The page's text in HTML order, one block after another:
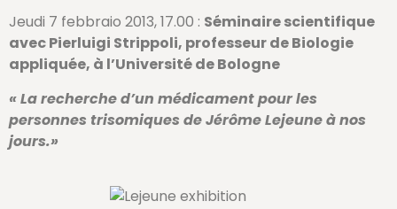
Jeudi 7 febbraio 2013, 17.00 : Séminaire scientifique
avec Pierluigi Strippoli, professeur de Biologie
appliquée, à l’Université de Bologne
« La recherche d’un médicament pour les
personnes trisomiques de Jérôme Lejeune à nos
jours.»